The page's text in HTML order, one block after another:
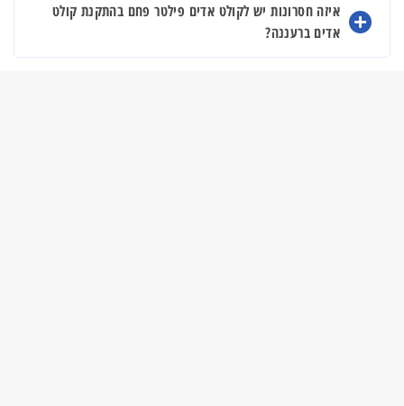
איזה חסרונות יש לקולט אדים פילטר פחם בהתקנת קולט
אדים ברעננה?